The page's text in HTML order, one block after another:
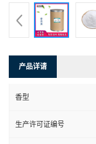
产品详请
香型
生产许可证编号